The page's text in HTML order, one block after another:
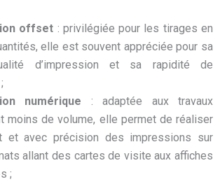
offset : privilégiée pour les tirages en
elle est souvent appréciée pour sa
d’impression et sa rapidité de
numérique : adaptée aux travaux
moins de volume, elle permet de réaliser
et avec précision des impressions sur
allant des cartes de visite aux affiches
;